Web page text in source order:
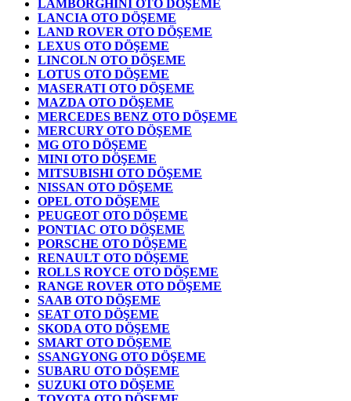
LAMBORGHINI OTO DÖŞEME
LANCIA OTO DÖŞEME
LAND ROVER OTO DÖŞEME
LEXUS OTO DÖŞEME
LINCOLN OTO DÖŞEME
LOTUS OTO DÖŞEME
MASERATI OTO DÖŞEME
MAZDA OTO DÖŞEME
MERCEDES BENZ OTO DÖŞEME
MERCURY OTO DÖŞEME
MG OTO DÖŞEME
MINI OTO DÖŞEME
MITSUBISHI OTO DÖŞEME
NISSAN OTO DÖŞEME
OPEL OTO DÖŞEME
PEUGEOT OTO DÖŞEME
PONTIAC OTO DÖŞEME
PORSCHE OTO DÖŞEME
RENAULT OTO DÖŞEME
ROLLS ROYCE OTO DÖŞEME
RANGE ROVER OTO DÖŞEME
SAAB OTO DÖŞEME
SEAT OTO DÖŞEME
SKODA OTO DÖŞEME
SMART OTO DÖŞEME
SSANGYONG OTO DÖŞEME
SUBARU OTO DÖŞEME
SUZUKI OTO DÖŞEME